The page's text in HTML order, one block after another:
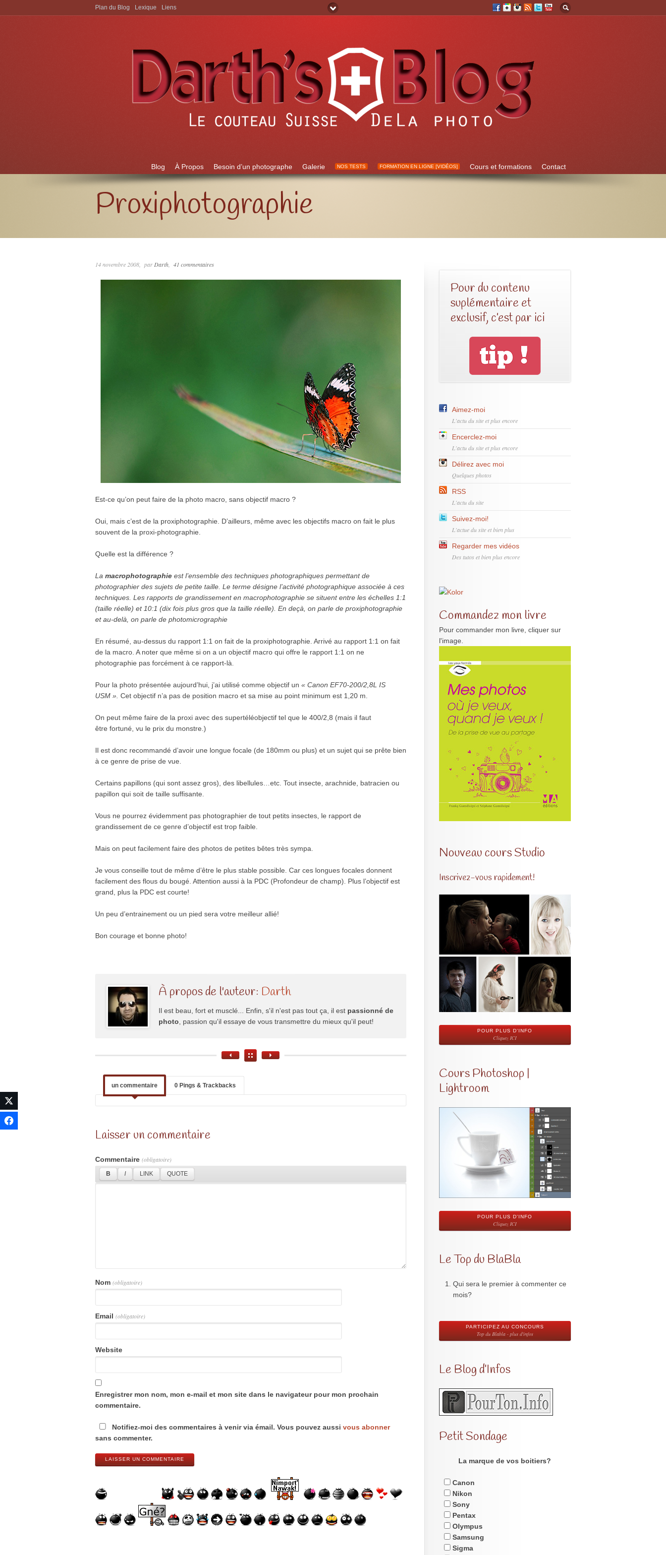
Aller à:
Blog À Propos Besoin d’un photographe Galerie NOS TESTS FORMATION EN LIGNE [VIDÉOS] Cours et formations Contact
Plan du Blog Lexique Liens
Proxiphotographie
14 novembre 2008 par Darth 41 commentaires
Est-ce qu’on peut faire de la photo macro, sans objectif macro ?
Oui, mais c’est de la proxiphotographie. D’ailleurs, même avec les objectifs macro on fait le plus
souvent de la proxi-photographie.
Quelle est la différence ?
La macrophotographie est l’ensemble des techniques photographiques permettant de
photographier des sujets de petite taille. Le terme désigne l’activité photographique associée à ces
techniques. Les rapports de grandissement en macrophotographie se situent entre les échelles 1:1
(taille réelle) et 10:1 (dix fois plus gros que la taille réelle). En deçà, on parle de proxiphotographie
et au-delà, on parle de photomicrographie
En résumé, au-dessus du rapport 1:1 on fait de la proxiphotographie. Arrivé au rapport 1:1 on fait
de la macro. A noter que même si on a un objectif macro qui offre le rapport 1:1 on ne
photographie pas forcément à ce rapport-là.
Pour la photo présentée aujourd’hui, j’ai utilisé comme objectif un « Canon EF70-200/2,8L IS
USM ». Cet objectif n’a pas de position macro et sa mise au point minimum est 1,20 m.
On peut même faire de la proxi avec des supertéléobjectif tel que le 400/2,8 (mais il faut
être fortuné, vu le prix du monstre.)
Il est donc recommandé d’avoir une longue focale (de 180mm ou plus) et un sujet qui se prête bien
à ce genre de prise de vue.
Certains papillons (qui sont assez gros), des libellules…etc. Tout insecte, arachnide, batracien ou
papillon qui soit de taille suffisante.
Vous ne pourrez évidemment pas photographier de tout petits insectes, le rapport de
grandissement de ce genre d’objectif est trop faible.
Mais on peut facilement faire des photos de petites bêtes très sympa.
Je vous conseille tout de même d’être le plus stable possible. Car ces longues focales donnent
facilement des flous du bougé. Attention aussi à la PDC (Profondeur de champ). Plus l’objectif est
grand, plus la PDC est courte!
Un peu d’entrainement ou un pied sera votre meilleur allié!
Bon courage et bonne photo!
À propos de l'auteur: Darth
Il est beau, fort et musclé... Enfin, s'il n'est pas tout ça, il est passionné de
photo , passion qu'il essaye de vous transmettre du mieux qu'il peut!
un commentaire 0 Pings & Trackbacks
Laisser un commentaire
Commentaire (obligatoire)
Nom (obligatoire)
Email (obligatoire)
Website
Enregistrer mon nom, mon e-mail et mon site dans le navigateur pour mon prochain
commentaire.
Notifiez-moi des commentaires à venir via émail. Vous pouvez aussi vous abonner
sans commenter.
LAISSER UN COMMENTAIRE
Pour du contenu
suplémentaire et
exclusif, c’est par ici
Aimez-moi
L'actu du site et plus encore
Encerclez-moi
L'actu du site et plus encore
Délirez avec moi
Quelques photos
RSS
L'actu du site
Suivez-moi!
L'actue du site et bien plus
Regarder mes vidéos
Des tutos et bien plus encore
Commandez mon livre
Pour commander mon livre, cliquer sur
l'image.
Nouveau cours Studio
Inscrivez-vous rapidement!
POUR PLUS D'INFO
Cliquez ICI
Cours Photoshop |
Lightroom
POUR PLUS D'INFO
Cliquez ICI
Le Top du BlaBla
Qui sera le premier à commenter ce
mois?
PARTICIPEZ AU CONCOURS
Top du Blabla - plus d'infos
Le Blog d’Infos
Petit Sondage
La marque de vos boitiers?
Canon
Nikon
Sony
Pentax
Olympus
Samsung
Sigma